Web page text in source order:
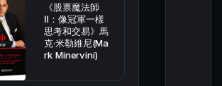
《股票魔法師
Ⅱ：像冠軍一樣
思考和交易》馬
克·米勒維尼(Ma
rk Minervini)